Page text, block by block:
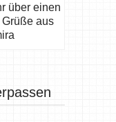
über einen
aus